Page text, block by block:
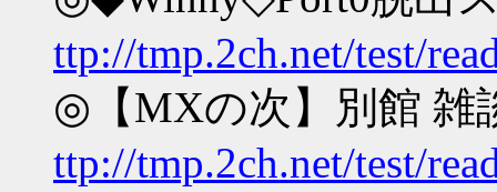
ttp://tmp.2ch.net/test/
◎【MXの次】別館 雑
ttp://tmp.2ch.net/test/